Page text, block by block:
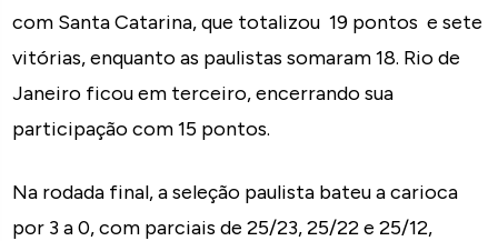
com Santa Catarina, que totalizou 19 pontos e sete
vitórias, enquanto as paulistas somaram 18. Rio de
Janeiro ficou em terceiro, encerrando sua
participação com 15 pontos.
Na rodada final, a seleção paulista bateu a carioca
por 3 a 0, com parciais de 25/23, 25/22 e 25/12,